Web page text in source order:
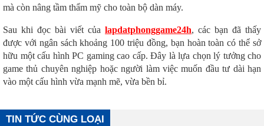
mà còn nâng tầm thẩm mỹ cho toàn bộ dàn máy.
Sau khi đọc bài viết của lapdatphonggame24h, các bạn đã thấy
được với ngân sách khoảng 100 triệu đồng, bạn hoàn toàn có thể sở
hữu một cấu hình PC gaming cao cấp. Đây là lựa chọn lý tưởng cho
game thủ chuyên nghiệp hoặc người làm việc muốn đầu tư dài hạn
vào một cấu hình vừa mạnh mẽ, vừa bền bỉ.
TIN TỨC CÙNG LOẠI